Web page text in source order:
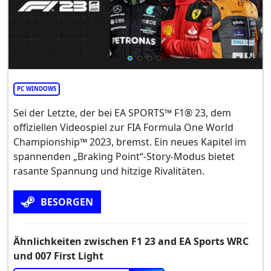
PC WINDOWS
Sei der Letzte, der bei EA SPORTS™ F1® 23, dem
offiziellen Videospiel zur FIA Formula One World
Championship™ 2023, bremst. Ein neues Kapitel im
spannenden „Braking Point“-Story-Modus bietet
rasante Spannung und hitzige Rivalitäten.
BESORGEN
Ähnlichkeiten zwischen F1 23 and EA Sports WRC
und 007 First Light